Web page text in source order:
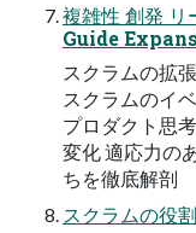
複雑性 創発
Guide
スクラムの拡
スクラムのイ
プロダクト思
変化 適応力の
ちを徹底解剖
スクラムの役割